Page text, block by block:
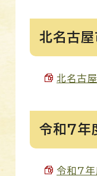
北名古屋
北名古
令和7年
令和7年